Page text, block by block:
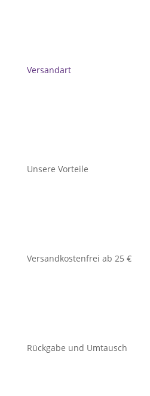
Versandart
Unsere Vorteile
Versandkostenfrei ab 25 €
Rückgabe und Umtausch